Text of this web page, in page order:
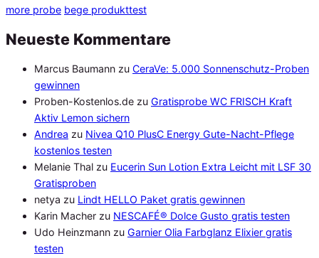
more probe bege produkttest
Neueste Kommentare
Marcus Baumann zu CeraVe: 5.000 Sonnenschutz-Proben
gewinnen
Proben-Kostenlos.de zu Gratisprobe WC FRISCH Kraft
Aktiv Lemon sichern
Andrea zu Nivea Q10 PlusC Energy Gute-Nacht-Pflege
kostenlos testen
Melanie Thal zu Eucerin Sun Lotion Extra Leicht mit LSF 30
Gratisproben
netya zu Lindt HELLO Paket gratis gewinnen
Karin Macher zu NESCAFÉ® Dolce Gusto gratis testen
Udo Heinzmann zu Garnier Olia Farbglanz Elixier gratis
testen